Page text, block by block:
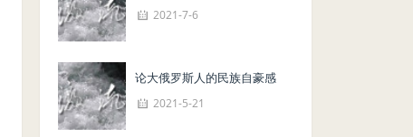
2021-7-6
论大俄罗斯人的民族自豪感
2021-5-21